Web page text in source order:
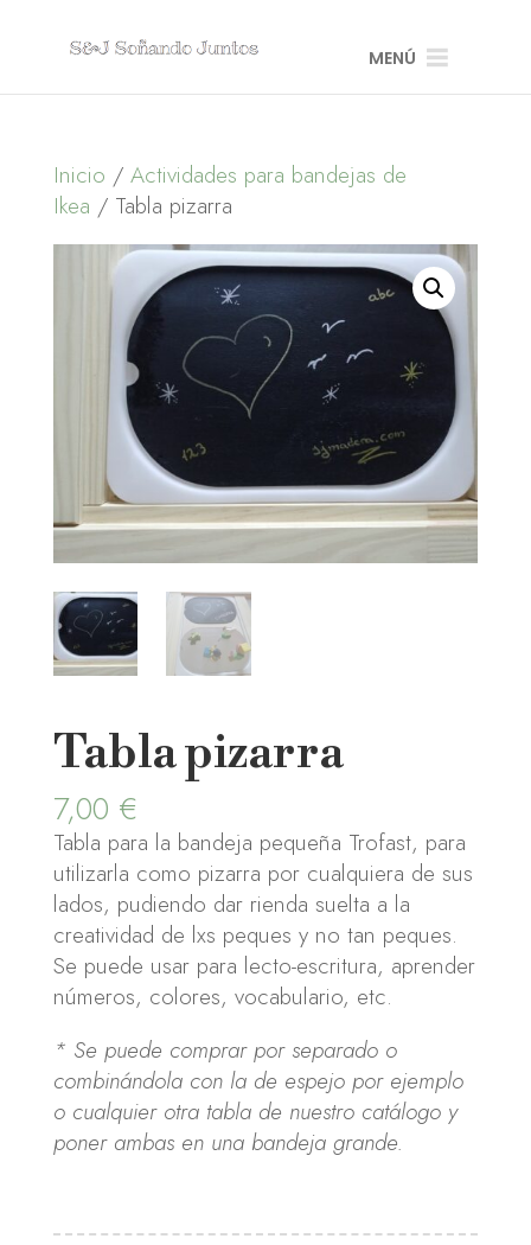
MENÚ
Inicio / Actividades para bandejas de
Ikea / Tabla pizarra
Tabla pizarra
7,00 €
Tabla para la bandeja pequeña Trofast, para
utilizarla como pizarra por cualquiera de sus
lados, pudiendo dar rienda suelta a la
creatividad de lxs peques y no tan peques.
Se puede usar para lecto-escritura, aprender
números, colores, vocabulario, etc.
* Se puede comprar por separado o
combinándola con la de espejo por ejemplo
o cualquier otra tabla de nuestro catálogo y
poner ambas en una bandeja grande.